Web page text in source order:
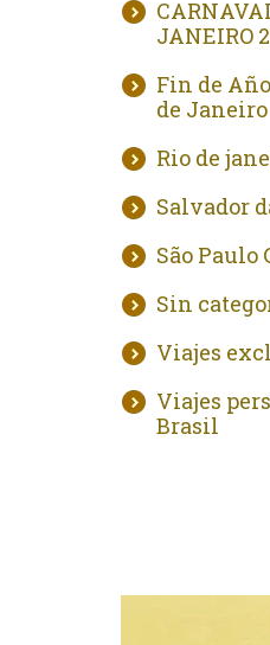
JANEIRO
Fin de
de Janeiro
Rio de
Salvador
São Paulo
Sin
Viajes
Viajes
Brasil